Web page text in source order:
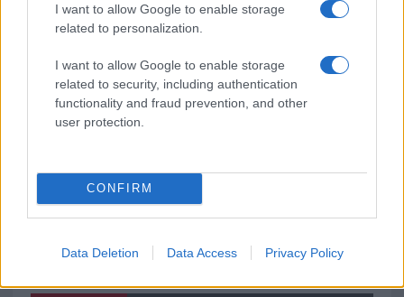
I want to allow Google to enable storage
related to personalization.
I want to allow Google to enable storage
related to security, including authentication
functionality and fraud prevention, and other
user protection.
CONFIRM
Data Deletion Data Access Privacy Policy
A fuoco un deposito con bombole, intervento dei
vigili del fuoco a Rudalza